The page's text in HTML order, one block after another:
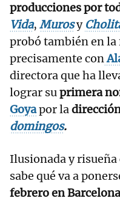
producciones por
Vida, Murosy
probó también en
precisamente con
directora que ha
lograr suprimera
Goyapor la
domingos.
Ilusionada y
sabe qué va a
febrero en Barcelona